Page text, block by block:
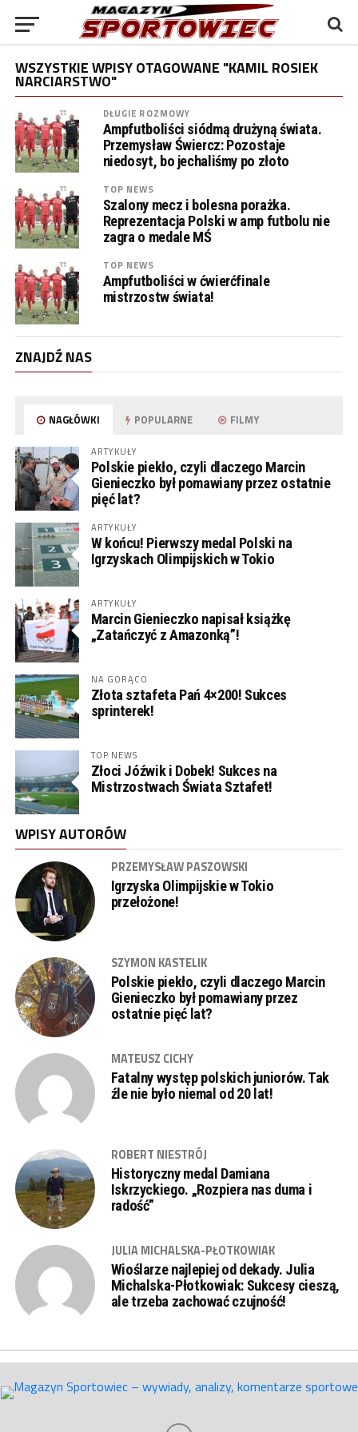
WSZYSTKIE WPISY OTAGOWANE "KAMIL ROSIEK
NARCIARSTWO"
DŁUGIE ROZMOWY
Ampfutboliści siódmą drużyną świata.
Przemysław Świercz: Pozostaje
niedosyt, bo jechaliśmy po złoto
TOP NEWS
Szalony mecz i bolesna porażka.
Reprezentacja Polski w amp futbolu nie
zagra o medale MŚ
TOP NEWS
Ampfutboliści w ćwierćfinale
mistrzostw świata!
ZNAJDŹ NAS
NAGŁÓWKI POPULARNE FILMY
ARTYKUŁY
Polskie piekło, czyli dlaczego Marcin
Gienieczko był pomawiany przez ostatnie
pięć lat?
ARTYKUŁY
W końcu! Pierwszy medal Polski na
Igrzyskach Olimpijskich w Tokio
ARTYKUŁY
Marcin Gienieczko napisał książkę
„Zatańczyć z Amazonką”!
NA GORĄCO
Złota sztafeta Pań 4×200! Sukces
sprinterek!
TOP NEWS
Złoci Jóźwik i Dobek! Sukces na
Mistrzostwach Świata Sztafet!
WPISY AUTORÓW
PRZEMYSŁAW PASZOWSKI
Igrzyska Olimpijskie w Tokio
przełożone!
SZYMON KASTELIK
Polskie piekło, czyli dlaczego Marcin
Gienieczko był pomawiany przez
ostatnie pięć lat?
MATEUSZ CICHY
Fatalny występ polskich juniorów. Tak
źle nie było niemal od 20 lat!
ROBERT NIESTRÓJ
Historyczny medal Damiana
Iskrzyckiego. „Rozpiera nas duma i
radość”
JULIA MICHALSKA-PŁOTKOWIAK
Wioślarze najlepiej od dekady. Julia
Michalska-Płotkowiak: Sukcesy cieszą,
ale trzeba zachować czujność!